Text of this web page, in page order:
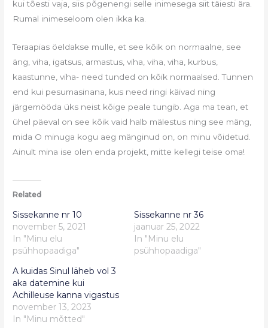
kui tõesti vaja, siis põgenengi selle inimesega siit täiesti ära.
Rumal inimeseloom olen ikka ka.
Teraapias öeldakse mulle, et see kõik on normaalne, see
äng, viha, igatsus, armastus, viha, viha, viha, kurbus,
kaastunne, viha- need tunded on kõik normaalsed. Tunnen
end kui pesumasinana, kus need ringi käivad ning
järgemööda üks neist kõige peale tungib. Aga ma tean, et
ühel päeval on see kõik vaid halb mälestus ning see mäng,
mida O minuga kogu aeg mänginud on, on minu võidetud.
Ainult mina ise olen enda projekt, mitte kellegi teise oma!
Related
Sissekanne nr 10
november 5, 2021
In "Minu elu
psühhopaadiga"
Sissekanne nr 36
jaanuar 25, 2022
In "Minu elu
psühhopaadiga"
A kuidas Sinul läheb vol 3
aka datemine kui
Achilleuse kanna vigastus
november 13, 2023
In "Minu mõtted"